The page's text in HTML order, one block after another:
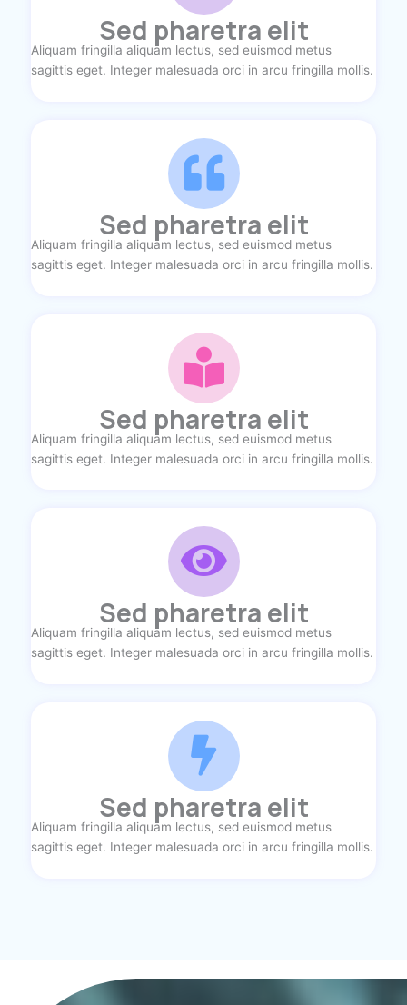
Sed pharetra elit
Aliquam fringilla aliquam lectus, sed euismod metus
sagittis eget. Integer malesuada orci in arcu fringilla mollis.
Sed pharetra elit
Aliquam fringilla aliquam lectus, sed euismod metus
sagittis eget. Integer malesuada orci in arcu fringilla mollis.
Sed pharetra elit
Aliquam fringilla aliquam lectus, sed euismod metus
sagittis eget. Integer malesuada orci in arcu fringilla mollis.
Sed pharetra elit
Aliquam fringilla aliquam lectus, sed euismod metus
sagittis eget. Integer malesuada orci in arcu fringilla mollis.
Sed pharetra elit
Aliquam fringilla aliquam lectus, sed euismod metus
sagittis eget. Integer malesuada orci in arcu fringilla mollis.